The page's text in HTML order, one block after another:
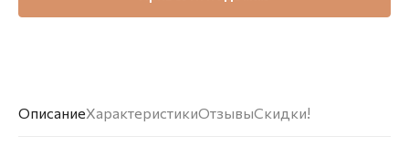
ОписаниеХарактеристикиОтзывыСкидки!